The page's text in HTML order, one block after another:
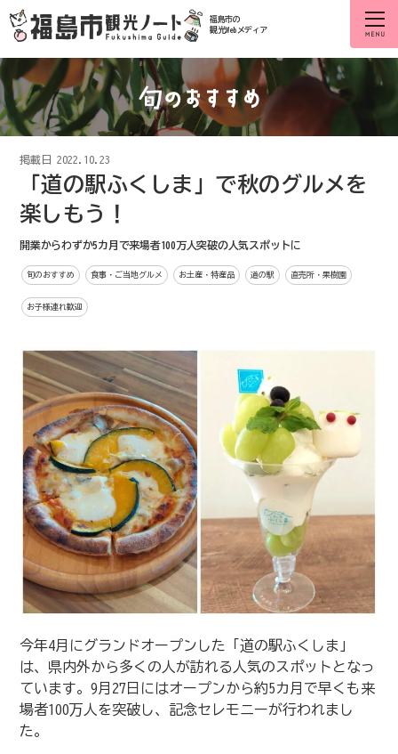
福島市の
観光Webメディア
掲載日 2022.10.23
「道の駅ふくしま」で秋のグルメを
楽しもう！
開業からわずか5カ月で来場者100万人突破の人気スポットに
旬のおすすめ 食事・ご当地グルメ お土産・特産品 道の駅 直売所・果樹園
お子様連れ歓迎
今年4月にグランドオープンした「道の駅ふくしま」
は、県内外から多くの人が訪れる人気のスポットとなっ
ています。9月27日にはオープンから約5カ月で早くも来
場者100万人を突破し、記念セレモニーが行われまし
た。